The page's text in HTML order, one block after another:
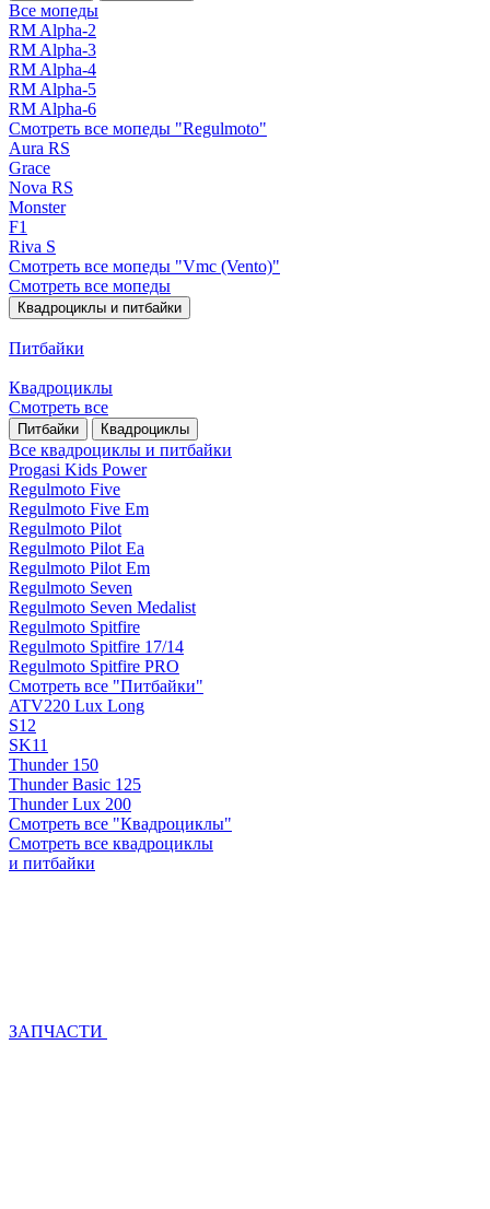
Все мопеды
RM Alpha-2
RM Alpha-3
RM Alpha-4
RM Alpha-5
RM Alpha-6
Смотреть все мопеды "Regulmoto"
Aura RS
Grace
Nova RS
Monster
F1
Riva S
Смотреть все мопеды "Vmc (Vento)"
Смотреть все мопеды
Квадроциклы и питбайки
Питбайки
Квадроциклы
Смотреть все
Питбайки Квадроциклы
Все квадроциклы и питбайки
Progasi Kids Power
Regulmoto Five
Regulmoto Five Em
Regulmoto Pilot
Regulmoto Pilot Ea
Regulmoto Pilot Em
Regulmoto Seven
Regulmoto Seven Medalist
Regulmoto Spitfire
Regulmoto Spitfire 17/14
Regulmoto Spitfire PRO
Смотреть все "Питбайки"
ATV220 Lux Long
S12
SK11
Thunder 150
Thunder Basic 125
Thunder Lux 200
Смотреть все "Квадроциклы"
Смотреть все квадроциклы
и питбайки
ЗАПЧАСТИ